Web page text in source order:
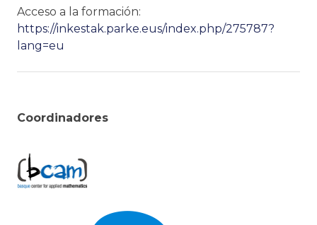
Acceso a la formación:
https://inkestak.parke.eus/index.php/275787?
lang=eu
Coordinadores